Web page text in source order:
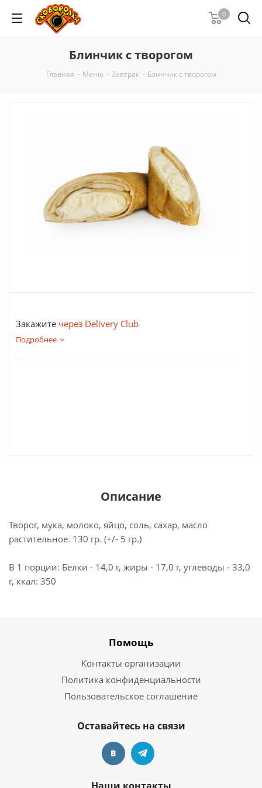
0
Блинчик с творогом
Главная - Меню - Завтрак - Блинчик с творогом
Закажите через Delivery Club
Подробнее
Описание
Творог, мука, молоко, яйцо, соль, сахар, масло
растительное. 130 гр. (+/- 5 гр.)
В 1 порции: Белки - 14,0 г, жиры - 17,0 г, углеводы - 33,0
г, ккал: 350
Помощь
Контакты организации
Политика конфиденциальности
Пользовательское соглашение
Оставайтесь на связи